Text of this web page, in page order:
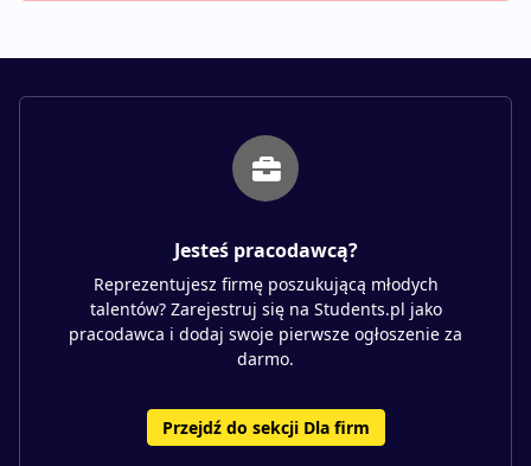
Jesteś pracodawcą?
Reprezentujesz firmę poszukującą młodych
talentów? Zarejestruj się na Students.pl jako
pracodawca i dodaj swoje pierwsze ogłoszenie za
darmo.
Przejdź do sekcji Dla firm